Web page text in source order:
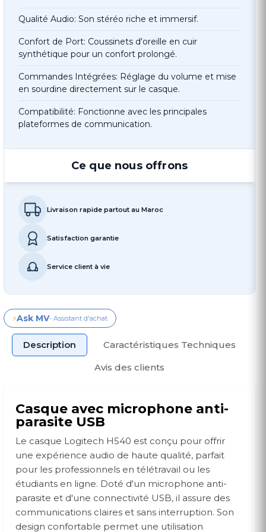
Qualité Audio: Son stéréo riche et immersif.
Confort de Port: Coussinets d'oreille en cuir
synthétique pour un confort prolongé.
Commandes Intégrées: Réglage du volume et mise
en sourdine directement sur le casque.
Compatibilité: Fonctionne avec les principales
plateformes de communication.
Ce que nous offrons
Livraison rapide partout au Maroc
Satisfaction garantie
Service client à vie
⚡Ask MV- Assistant d'achat
Description
Caractéristiques Techniques
Avis des clients
Casque avec microphone anti-
parasite USB
Le casque Logitech H540 est conçu pour offrir
une expérience audio de haute qualité, parfait
pour les professionnels en télétravail ou les
étudiants en ligne. Doté d'un microphone anti-
parasite et d'une connectivité USB, il assure des
communications claires et sans interruption. Son
design confortable permet une utilisation